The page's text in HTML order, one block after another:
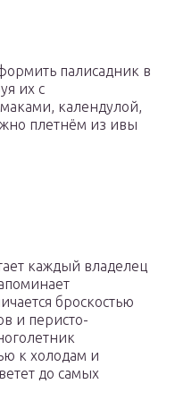
палисадник в
их с
календулой,
плетнём из ивы
каждый владелец
броскостью
и перисто-
к холодам и
до самых